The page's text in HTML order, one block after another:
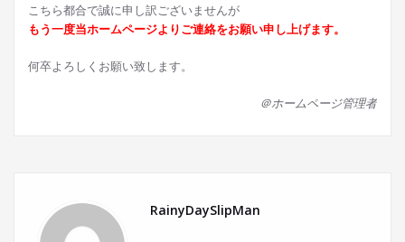
こちら都合で誠に申し訳ございませんが
もう一度当ホームページよりご連絡をお願い申し上げます。
何卒よろしくお願い致します。
＠ホームページ管理者
RainyDaySlipMan